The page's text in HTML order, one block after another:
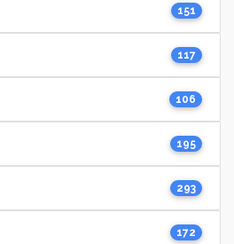
151
117
106
195
293
172